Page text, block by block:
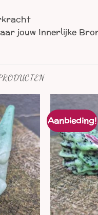
jouw Innerlijke
Aanbieding!